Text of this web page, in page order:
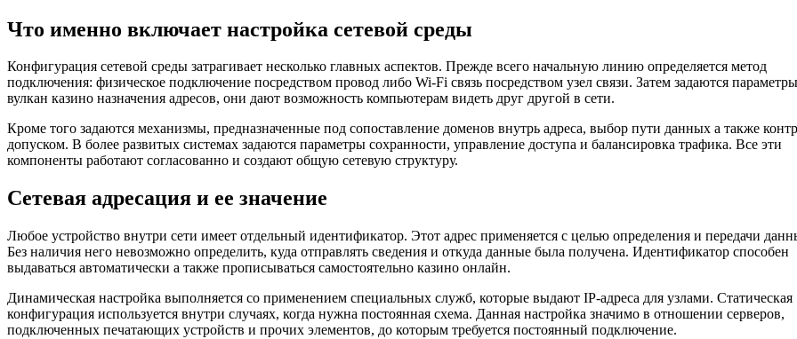
Что именно включает настройка сетевой среды
Конфигурация сетевой среды затрагивает несколько главных аспектов. Прежде всего начальную линию определяется метод
подключения: физическое подключение посредством провод либо Wi-Fi связь посредством узел связи. Затем задаются параметры
вулкан казино назначения адресов, они дают возможность компьютерам видеть друг другой в сети.
Кроме того задаются механизмы, предназначенные под сопоставление доменов внутрь адреса, выбор пути данных а также
допуском. В более развитых системах задаются параметры сохранности, управление доступа и балансировка трафика. Все эти
компоненты работают согласованно и создают общую сетевую структуру.
Сетевая адресация и ее значение
Любое устройство внутри сети имеет отдельный идентификатор. Этот адрес применяется с целью определения и передачи
Без наличия него невозможно определить, куда отправлять сведения и откуда данные была получена. Идентификатор способен
выдаваться автоматически а также прописыватьcя самостоятельно казино онлайн.
Динамическая настройка выполняется со применением специальных служб, которые выдают IP-адреса для узлами. Статическая
конфигурация используется внутри случаях, когда нужна постоянная схема. Данная настройка значимо в отношении серверов,
подключенных печатающих устройств и прочих элементов, до которым требуется постоянный подключение.